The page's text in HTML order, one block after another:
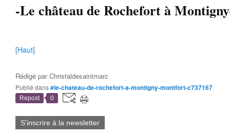
-Le château de Rochefort à
[Haut]
Rédigé parChristaldesaintmarc
Publié dans#le-chateau-de-rochefort-a-montigny-montfort-c737167
Repost 0
S'inscrire à la newsletter